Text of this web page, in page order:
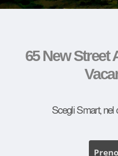
65 New Street
Scegli Smart, nel